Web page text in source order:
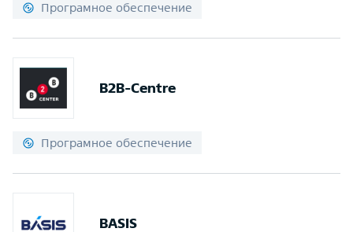
Програмное обеспечение
B2B-Centre
Програмное обеспечение
BASIS